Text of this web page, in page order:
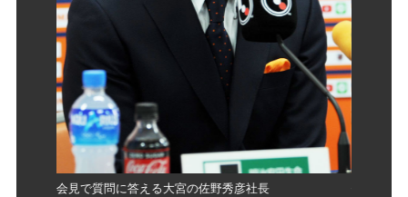
会見で質問に答える大宮の佐野秀彦社長